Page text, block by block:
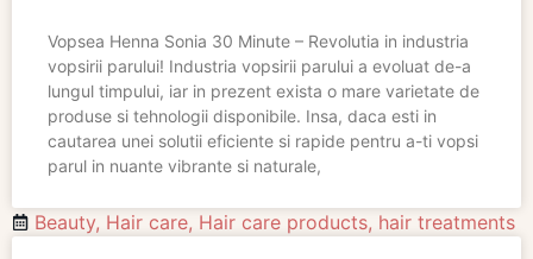
Vopsea Henna Sonia 30 Minute – Revolutia in industria
vopsirii parului! Industria vopsirii parului a evoluat de-a
lungul timpului, iar in prezent exista o mare varietate de
produse si tehnologii disponibile. Insa, daca esti in
cautarea unei solutii eficiente si rapide pentru a-ti vopsi
parul in nuante vibrante si naturale,
Beauty, Hair care, Hair care products, hair treatments